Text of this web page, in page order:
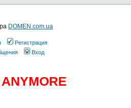
DOMEN.com.ua
Регистрация
Вход